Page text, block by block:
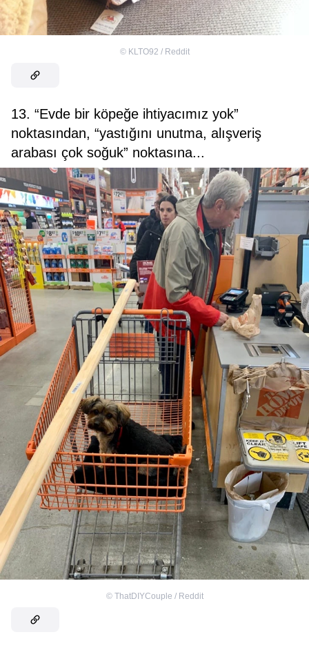
© KLTO92 / Reddit
13. “Evde bir köpeğe ihtiyacımız yok”
noktasından, “yastığını unutma, alışveriş
arabası çok soğuk” noktasına...
© ThatDIYCouple / Reddit